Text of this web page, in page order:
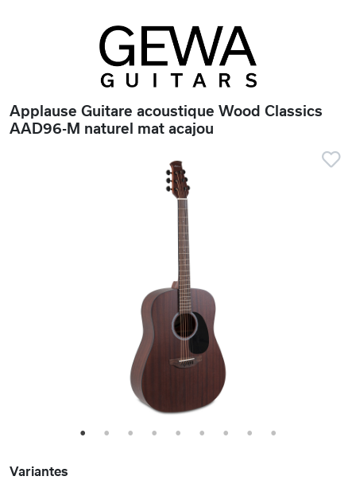
Applause Guitare acoustique Wood Classics
AAD96-M naturel mat acajou
1 2 3 4 5 6 7 8 9
Variantes